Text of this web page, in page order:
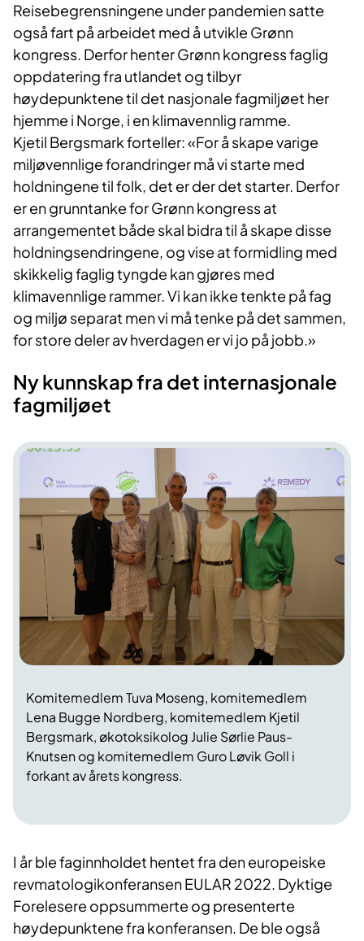
Reisebegrensningene under pandemien satte
også fart på arbeidet med å utvikle Grønn
kongress. Derfor henter Grønn kongress faglig
oppdatering fra utlandet og tilbyr
høydepunktene til det nasjonale fagmiljøet her
hjemme i Norge, i en klimavennlig ramme.
Kjetil Bergsmark forteller: «For å skape varige
miljøvennlige forandringer må vi starte med
holdningene til folk, det er der det starter. Derfor
er en grunntanke for Grønn kongress at
arrangementet både skal bidra til å skape disse
holdningsendringene, og vise at formidling med
skikkelig faglig tyngde kan gjøres med
klimavennlige rammer. Vi kan ikke tenkte på fag
og miljø separat men vi må tenke på det sammen,
for store deler av hverdagen er vi jo på jobb.» ​
Ny kunnskap fra det internasjonale
fagmiljøet
Komitemedlem Tuva Moseng, komitemedlem
Lena Bugge Nordberg, komitemedlem Kjetil
Bergsmark, økotoksikolog Julie Sørlie Paus-
Knutsen og komitemedlem Guro Løvik Goll i
forkant av årets kongress.
I år ble faginnholdet hentet fra den europeiske
revmatologikonferansen EULAR 2022. Dyktige
Forelesere oppsummerte og presenterte
høydepunktene fra konferansen. De ble også